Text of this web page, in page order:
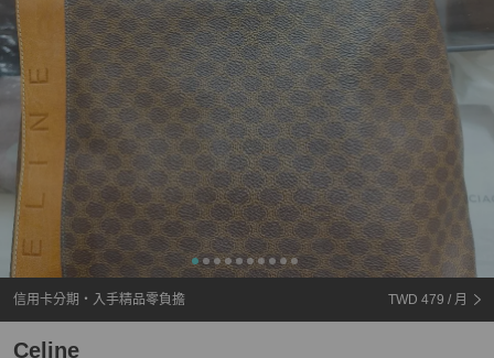
信用卡分期・入手精品零負擔 TWD 479 / 月
Celine